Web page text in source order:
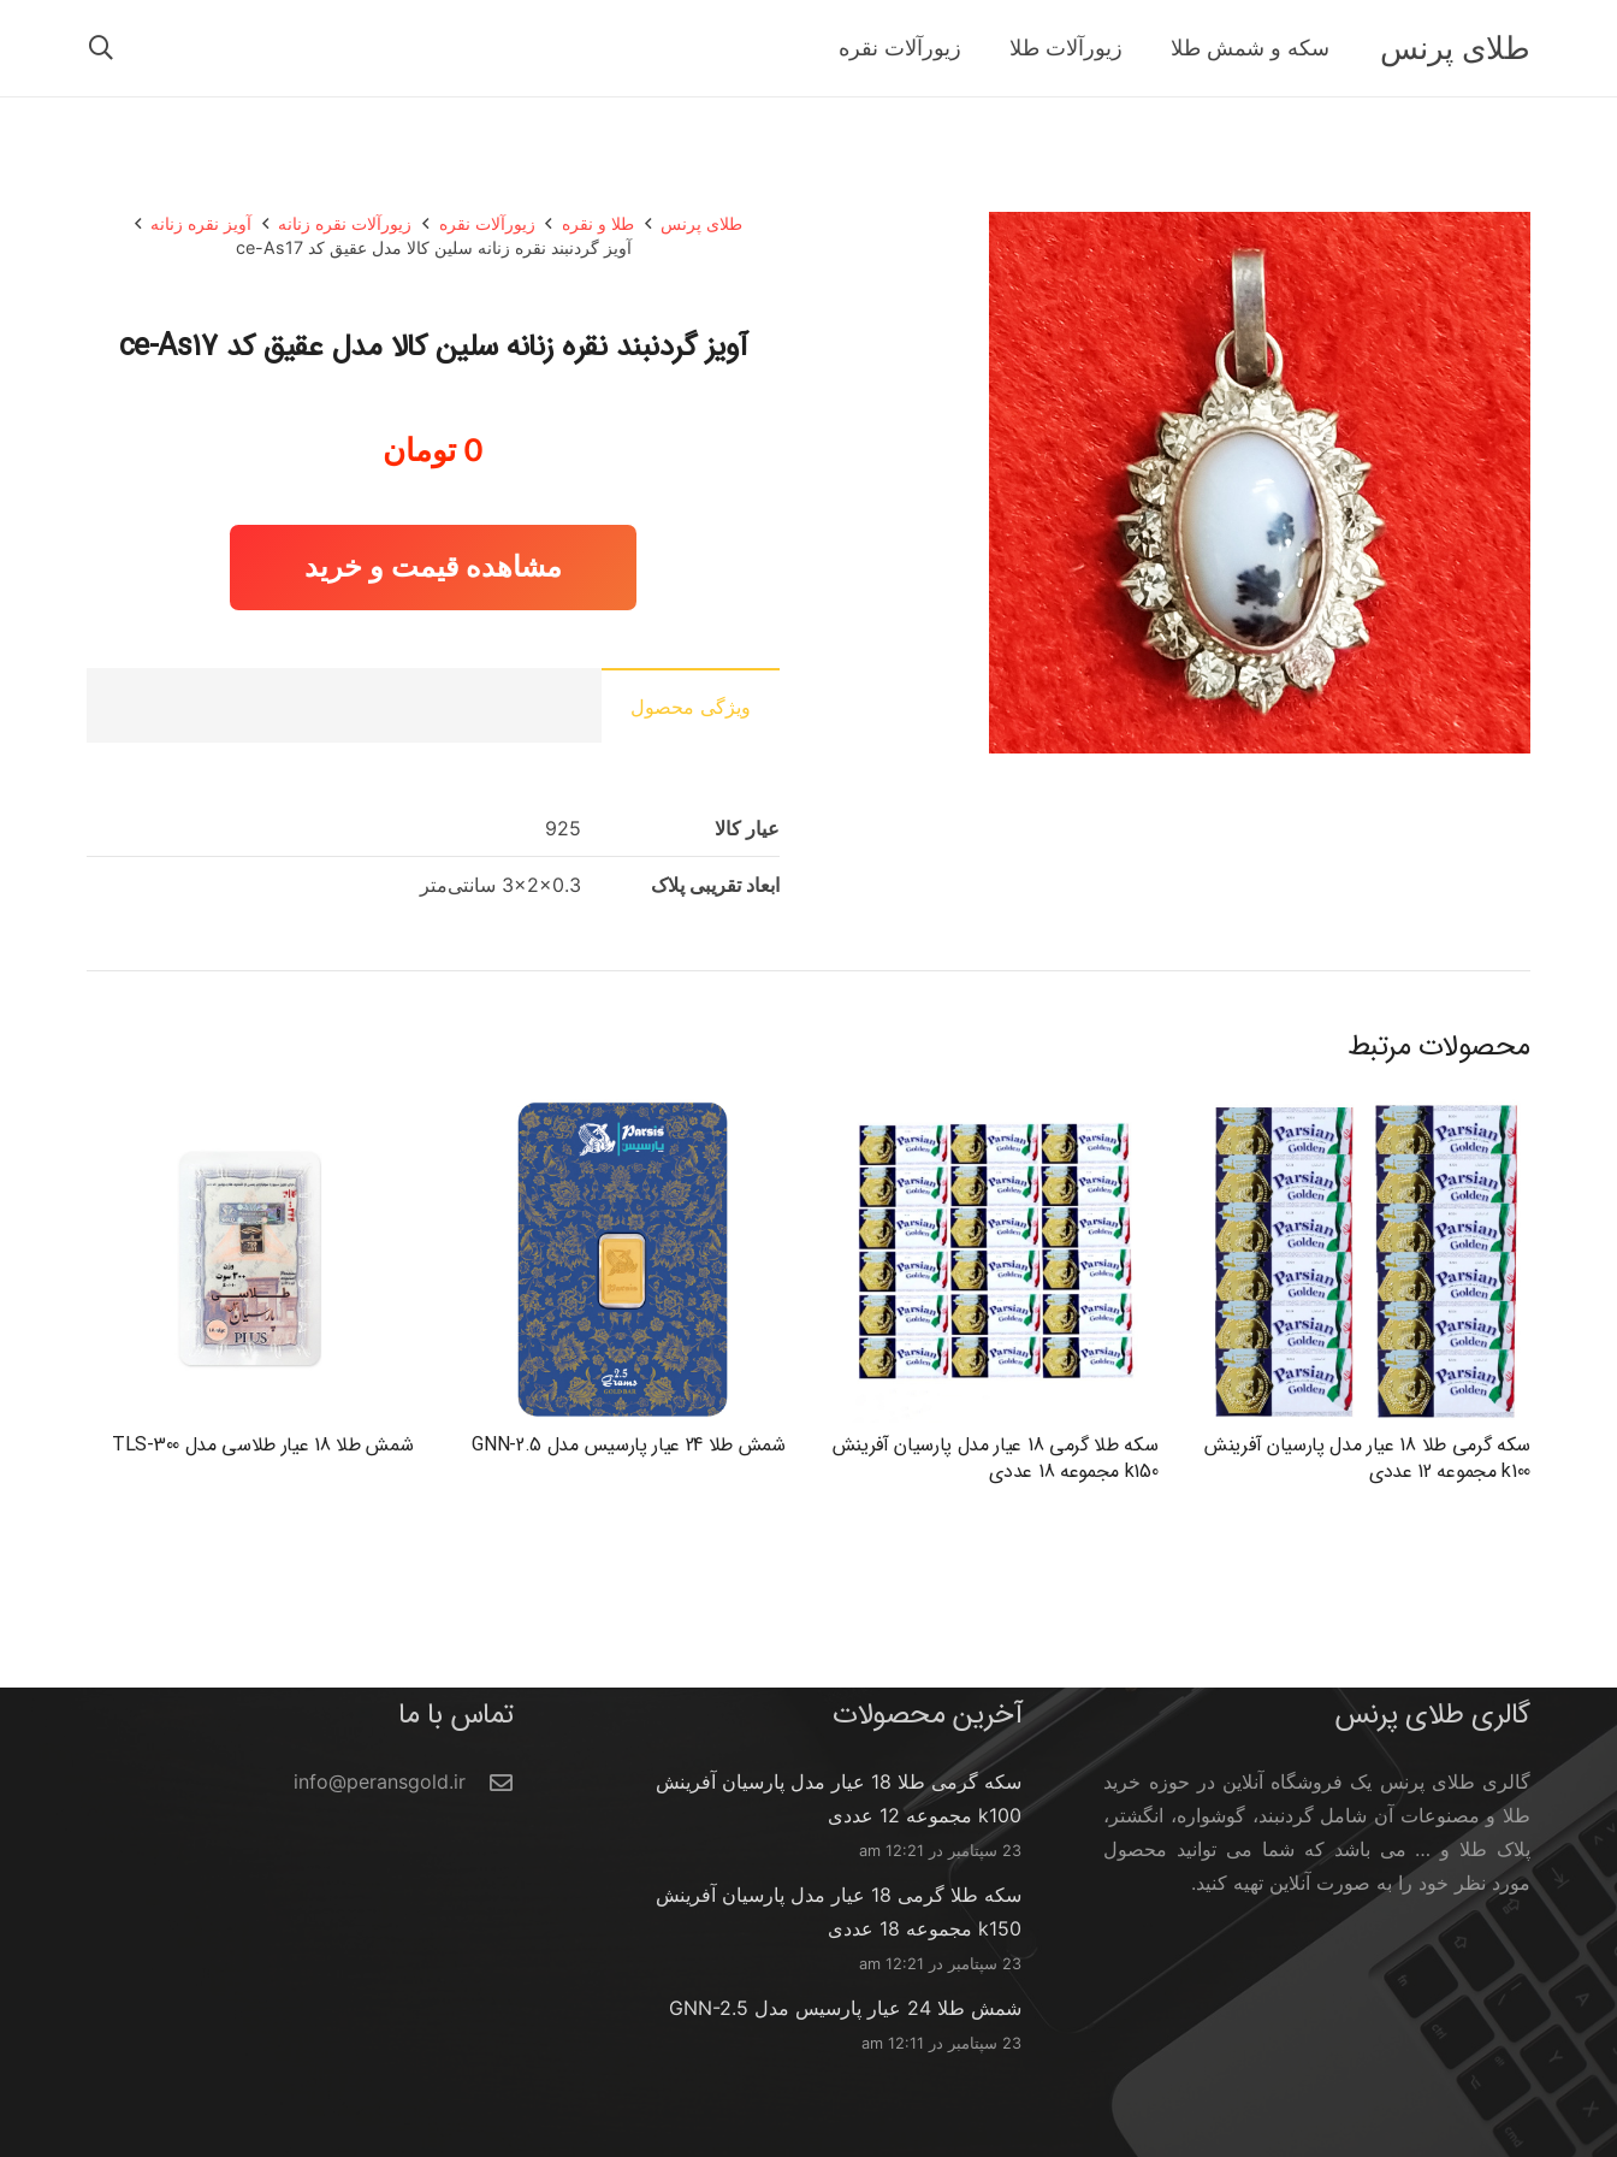
طلای پرنس سکه و شمش طلا زیورآلات طلا زیورآلات نقره
طلای پرنس طلا و نقره زیورآلات نقره زیورآلات نقره زنانه
آویز نقره زنانه
آویز گردنبند نقره زنانه سلین کالا مدل عقیق کد ce-As17
آویز گردنبند نقره زنانه سلین کالا مدل عقیق کد ce-As17
0 تومان
مشاهده قیمت و خرید
ویژگی محصول
عیار کالا 925
ابعاد تقریبی پلاک 3x2x0.3 سانتی‌متر
محصولات مرتبط
سکه گرمی طلا 18 عیار مدل پارسیان آفرینش
k100 مجموعه 12 عددی
سکه طلا گرمی 18 عیار مدل پارسیان آفرینش
k150 مجموعه 18 عددی
شمش طلا 24 عیار پارسیس مدل GNN-2.5 شمش طلا 18 عیار طلاسی مدل TLS-300
گالری طلای پرنس
گالری طلای پرنس یک فروشگاه آنلاین در حوزه خرید
طلا و مصنوعات آن شامل گردنبند، گوشواره، انگشتر،
پلاک طلا و … می باشد که شما می توانید محصول
مورد نظر خود را به صورت آنلاین تهیه کنید.
آخرین محصولات
سکه گرمی طلا 18 عیار مدل پارسیان آفرینش
k100 مجموعه 12 عددی
23 سپتامبر در 12:21 am
سکه طلا گرمی 18 عیار مدل پارسیان آفرینش
k150 مجموعه 18 عددی
23 سپتامبر در 12:21 am
شمش طلا 24 عیار پارسیس مدل GNN-2.5
23 سپتامبر در 12:11 am
تماس با ما
info@peransgold.ir